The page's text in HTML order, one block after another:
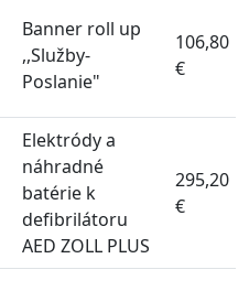
Banner roll up
,,Služby-
Poslanie"
106,80
€
Elektródy a
náhradné
batérie k
defibrilátoru
AED ZOLL PLUS
295,20
€